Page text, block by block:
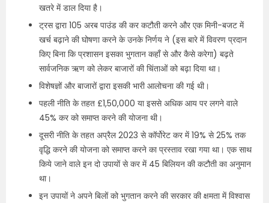
खतरे में डाल दिया है।
ट्रस द्वारा 105 अरब पाउंड की कर कटौती करने और एक मिनी-बजट में
खर्च बढ़ाने की घोषणा करने के उनके निर्णय ने (इस बारे में विवरण प्रदान
किए बिना कि प्रशासन इसका भुगतान कहाँ से और कैसे करेगा) बढ़ते
सार्वजनिक ऋण को लेकर बाजारों की चिंताओं को बढ़ा दिया था।
विशेषज्ञों और बाजारों द्वारा इसकी भारी आलोचना की गई थी।
पहली नीति के तहत £1,50,000 या इससे अधिक आय पर लगने वाले
45% कर को समाप्त करने की योजना थी।
दूसरी नीति के तहत अप्रैल 2023 से कॉर्पोरेट कर में 19% से 25% तक
वृद्धि करने की योजना को समाप्त करने का प्रस्ताव रखा गया था। एक साथ
किये जाने वाले इन दो उपायों से कर में 45 बिलियन की कटौती का अनुमान
था।
इन उपायों ने अपने बिलों को भुगतान करने की सरकार की क्षमता में विश्वास